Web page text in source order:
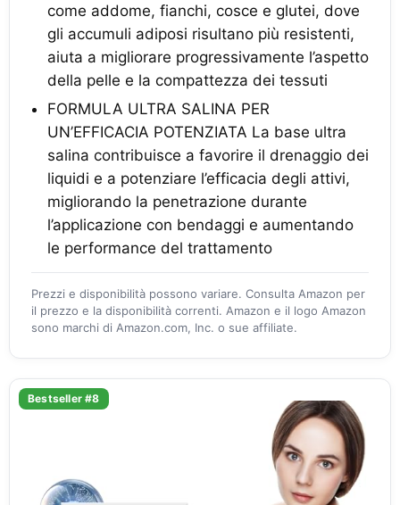
come addome, fianchi, cosce e glutei, dove
gli accumuli adiposi risultano più resistenti,
aiuta a migliorare progressivamente l’aspetto
della pelle e la compattezza dei tessuti
FORMULA ULTRA SALINA PER
UN’EFFICACIA POTENZIATA La base ultra
salina contribuisce a favorire il drenaggio dei
liquidi e a potenziare l’efficacia degli attivi,
migliorando la penetrazione durante
l’applicazione con bendaggi e aumentando
le performance del trattamento
Prezzi e disponibilità possono variare. Consulta Amazon per
il prezzo e la disponibilità correnti. Amazon e il logo Amazon
sono marchi di Amazon.com, Inc. o sue affiliate.
Bestseller #8